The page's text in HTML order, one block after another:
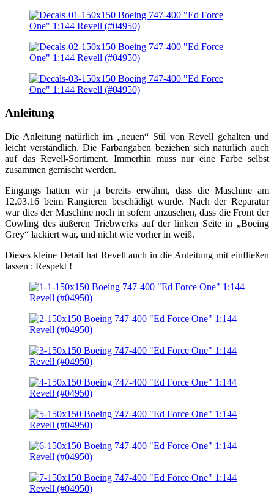
Anleitung
Die Anleitung natürlich im „neuen“ Stil von Revell gehalten und
leicht verständlich. Die Farbangaben beziehen sich natürlich auch
auf das Revell-Sortiment. Immerhin muss nur eine Farbe selbst
zusammen gemischt werden.
Eingangs hatten wir ja bereits erwähnt, dass die Maschine am
12.03.16 beim Rangieren beschädigt wurde. Nach der Reparatur
war dies der Maschine noch in sofern anzusehen, dass die Front der
Cowling des äußeren Triebwerks auf der linken Seite in „Boeing
Grey“ lackiert war, und nicht wie vorher in weiß.
Dieses kleine Detail hat Revell auch in die Anleitung mit einfließen
lassen : Respekt !